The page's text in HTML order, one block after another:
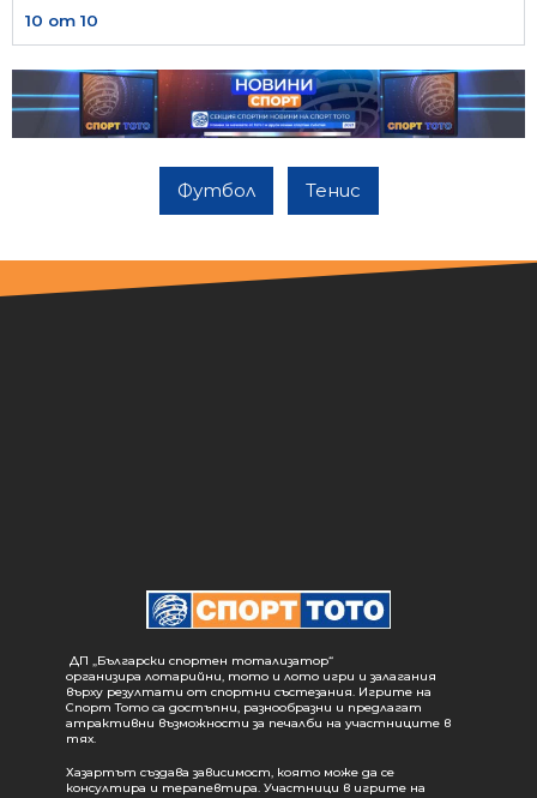
10 от 10
Футбол Тенис
ДП „Български спортен тотализатор“
организира лотарийни, тото и лото игри и залагания
върху резултати от спортни състезания. Игрите на
Спорт Тото са достъпни, разнообразни и предлагат
атрактивни възможности за печалби на участниците в
тях.
Хазартът създава зависимост, която може да се
консултира и терапевтира. Участници в игрите на